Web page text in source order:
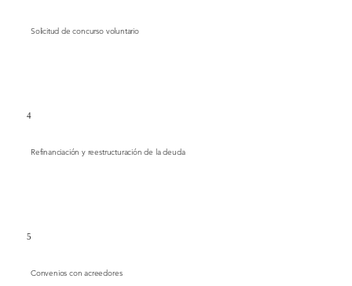
Solicitud de concurso voluntario
Refinanciación y reestructuración de la deuda
4
Convenios con acreedores
5